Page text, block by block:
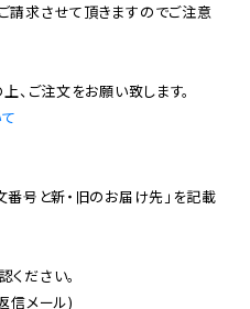
求させて頂きますのでご注意
番号と新・旧のお届け先」を記載
ださい。
信メール)